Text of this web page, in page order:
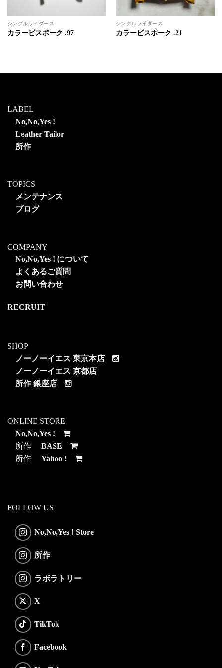
シングルライダース
カラービスポーク .97
シングルライダース
カラービスポーク .21
LABEL
No,No,Yes !
Leather Tailor
所作
TOPICS
メンテナンス
ブログ
COMPANY
No,No,Yes ! について
よくあるご質問
お問い合わせ
RECRUIT
SHOP
ノーノーイエス 東京本店
ノーノーイエス 京都店
所作 銀座店
ONLINE STORE
No,No,Yes !
所作 BASE
所作 Yahoo !
FOLLOW US
No,No,Yes ! Store
所作
ラボラトリー
X
TikTok
Facebook